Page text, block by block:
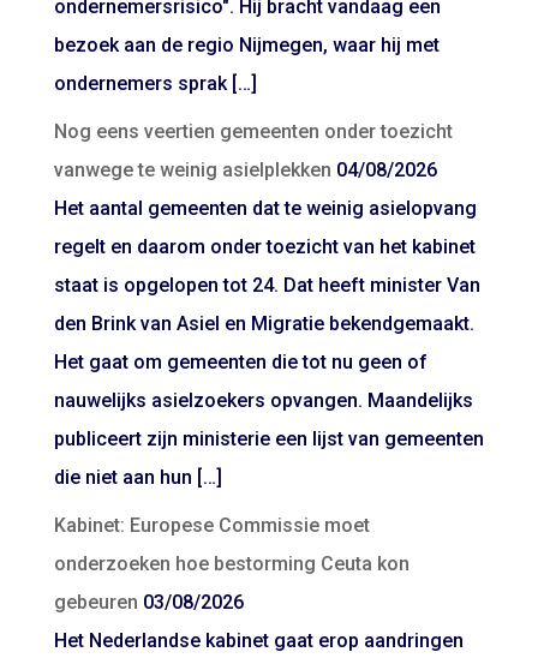
ondernemersrisico". Hij bracht vandaag een
bezoek aan de regio Nijmegen, waar hij met
ondernemers sprak […]
Nog eens veertien gemeenten onder toezicht
vanwege te weinig asielplekken 04/08/2026
Het aantal gemeenten dat te weinig asielopvang
regelt en daarom onder toezicht van het kabinet
staat is opgelopen tot 24. Dat heeft minister Van
den Brink van Asiel en Migratie bekendgemaakt.
Het gaat om gemeenten die tot nu geen of
nauwelijks asielzoekers opvangen. Maandelijks
publiceert zijn ministerie een lijst van gemeenten
die niet aan hun […]
Kabinet: Europese Commissie moet
onderzoeken hoe bestorming Ceuta kon
gebeuren 03/08/2026
Het Nederlandse kabinet gaat erop aandringen